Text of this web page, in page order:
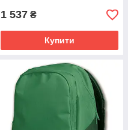
1 537 ₴
Купити